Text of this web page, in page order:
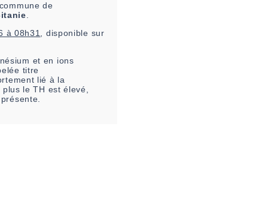
de
.
à 08h31, disponible sur
et en ions
titre
lié à la
le TH est élevé,